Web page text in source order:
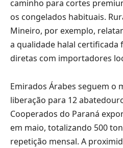
caminho para cortes
os congelados habituais.
Mineiro, por exemplo,
a qualidade halal certificada
diretas com importadores
Emirados Árabes seguem o
liberação para 12
Cooperados do Paraná
em maio, totalizando 500
repetição mensal. A